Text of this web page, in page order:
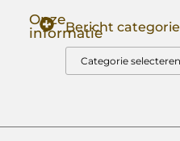
Onze
informatieBericht categorie